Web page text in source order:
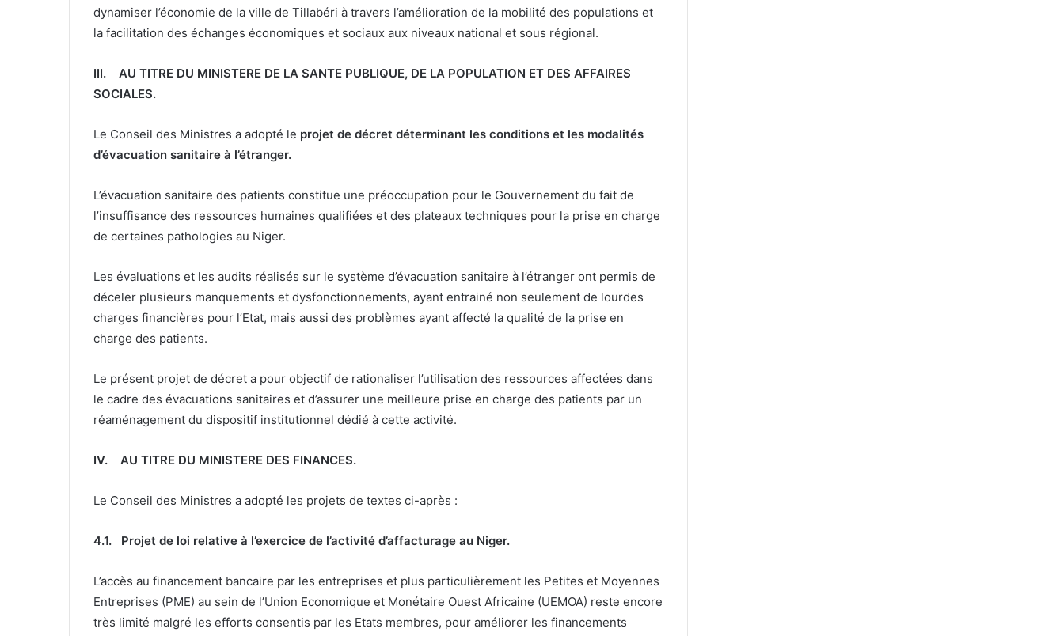
dynamiser l’économie de la ville de Tillabéri à travers l’amélioration de la mobilité des populations et
la facilitation des échanges économiques et sociaux aux niveaux national et sous régional.
III. AU TITRE DU MINISTERE DE LA SANTE PUBLIQUE, DE LA POPULATION ET DES AFFAIRES
SOCIALES.
Le Conseil des Ministres a adopté le projet de décret déterminant les conditions et les modalités
d’évacuation sanitaire à l’étranger.
L’évacuation sanitaire des patients constitue une préoccupation pour le Gouvernement du fait de
l’insuffisance des ressources humaines qualifiées et des plateaux techniques pour la prise en charge
de certaines pathologies au Niger.
Les évaluations et les audits réalisés sur le système d’évacuation sanitaire à l’étranger ont permis de
déceler plusieurs manquements et dysfonctionnements, ayant entrainé non seulement de lourdes
charges financières pour l’Etat, mais aussi des problèmes ayant affecté la qualité de la prise en
charge des patients.
Le présent projet de décret a pour objectif de rationaliser l’utilisation des ressources affectées dans
le cadre des évacuations sanitaires et d’assurer une meilleure prise en charge des patients par un
réaménagement du dispositif institutionnel dédié à cette activité.
IV. AU TITRE DU MINISTERE DES FINANCES.
Le Conseil des Ministres a adopté les projets de textes ci-après :
4.1. Projet de loi relative à l’exercice de l’activité d’affacturage au Niger.
L’accès au financement bancaire par les entreprises et plus particulièrement les Petites et Moyennes
Entreprises (PME) au sein de l’Union Economique et Monétaire Ouest Africaine (UEMOA) reste encore
très limité malgré les efforts consentis par les Etats membres, pour améliorer les financements